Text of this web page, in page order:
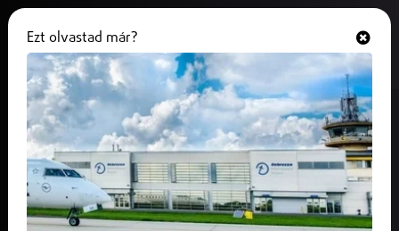
Demecserben csaptak le a
körözött bűnözőre
2026. június 03.Szabolcs-Szatmár-Bereg vármegye
Ezt olvastad már?